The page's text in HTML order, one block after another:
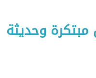
وحديثة